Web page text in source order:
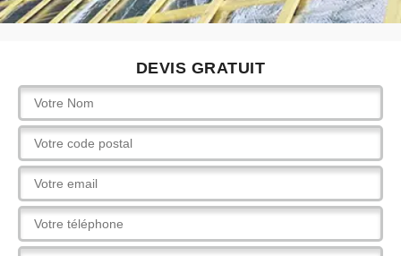
DEVIS GRATUIT